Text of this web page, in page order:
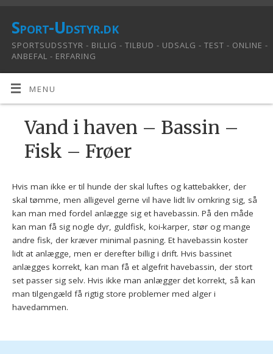
Sport-Udstyr.dk
SPORTSUDSSTYR - BILLIG - TILBUD - UDSALG - TEST - ONLINE -
ANBEFAL - ERFARING
MENU
Vand i haven – Bassin –
Fisk – Frøer
Hvis man ikke er til hunde der skal luftes og kattebakker, der
skal tømme, men alligevel gerne vil have lidt liv omkring sig, så
kan man med fordel anlægge sig et havebassin. På den måde
kan man få sig nogle dyr, guldfisk, koi-karper, stør og mange
andre fisk, der kræver minimal pasning. Et havebassin koster
lidt at anlægge, men er derefter billig i drift. Hvis bassinet
anlægges korrekt, kan man få et algefrit havebassin, der stort
set passer sig selv. Hvis ikke man anlægger det korrekt, så kan
man tilgengæld få rigtig store problemer med alger i
havedammen.